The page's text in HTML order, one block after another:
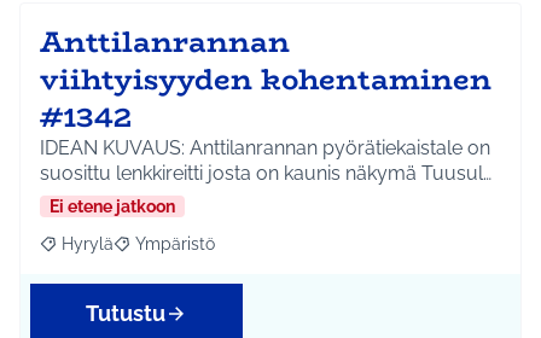
Anttilanrannan
viihtyisyyden kohentaminen
#1342
IDEAN KUVAUS: Anttilanrannan pyörätiekaistale on
suosittu lenkkireitti josta on kaunis näkymä Tuusul…
Ei etene jatkoon
Rajaa tulokset aihepiirin mukaan: Hyrylä
Hyrylä Rajaa tulokset teeman mukaan: Ympäristö
Ympäristö
Tutustu